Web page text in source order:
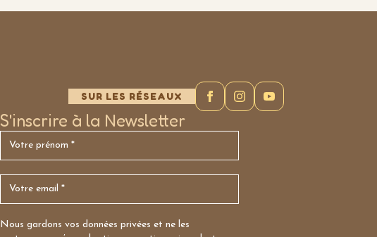
SUR LES RÉSEAUX
S'inscrire à la Newsletter
Nous gardons vos données privées et ne les